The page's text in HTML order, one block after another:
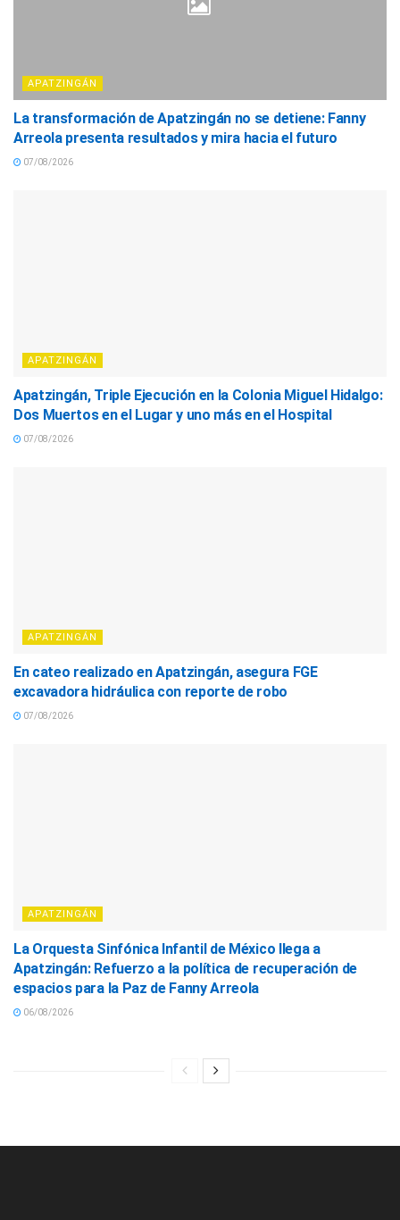
APATZINGÁN
La transformación de Apatzingán no se detiene: Fanny
Arreola presenta resultados y mira hacia el futuro
07/08/2026
APATZINGÁN
Apatzingán, Triple Ejecución en la Colonia Miguel Hidalgo:
Dos Muertos en el Lugar y uno más en el Hospital
07/08/2026
APATZINGÁN
En cateo realizado en Apatzingán, asegura FGE
excavadora hidráulica con reporte de robo
07/08/2026
APATZINGÁN
La Orquesta Sinfónica Infantil de México llega a
Apatzingán: Refuerzo a la política de recuperación de
espacios para la Paz de Fanny Arreola
06/08/2026